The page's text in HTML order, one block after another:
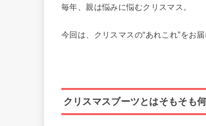
毎年、親は悩みに悩むクリスマス。
今回は、クリスマスの“あれこれ”をお届
クリスマスブーツとはそもそも